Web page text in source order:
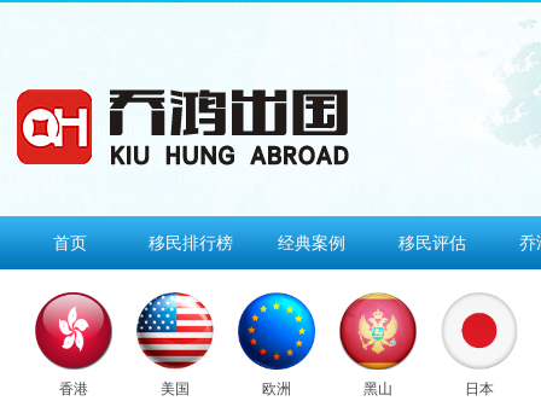
首页 移民排行榜 经典案例 移民评估 乔
香港 美国 欧洲 黑山 日本